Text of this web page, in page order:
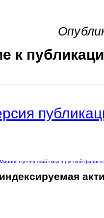
к
Мировоззренческий смысл русской
индексируемая